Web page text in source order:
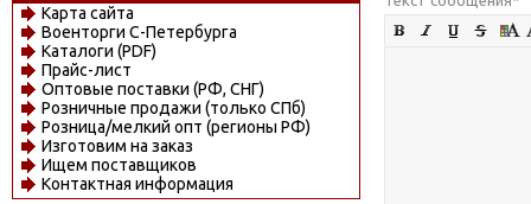
Карта сайта
Военторги С-Петербурга
Каталоги (PDF)
Прайс-лист
Оптовые поставки (РФ, СНГ)
Розничные продажи (только СПб)
Розница/мелкий опт (регионы РФ)
Изготовим на заказ
Ищем поставщиков
Контактная информация